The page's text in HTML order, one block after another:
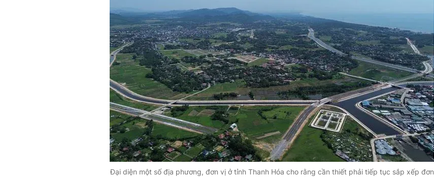
Đại diện một số địa phương, đơn vị ở tỉnh Thanh Hóa cho rằng cần thiết phải tiếp tục sắp xếp đơn